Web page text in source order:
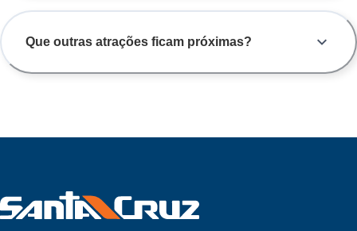
Que outras atrações ficam próximas?